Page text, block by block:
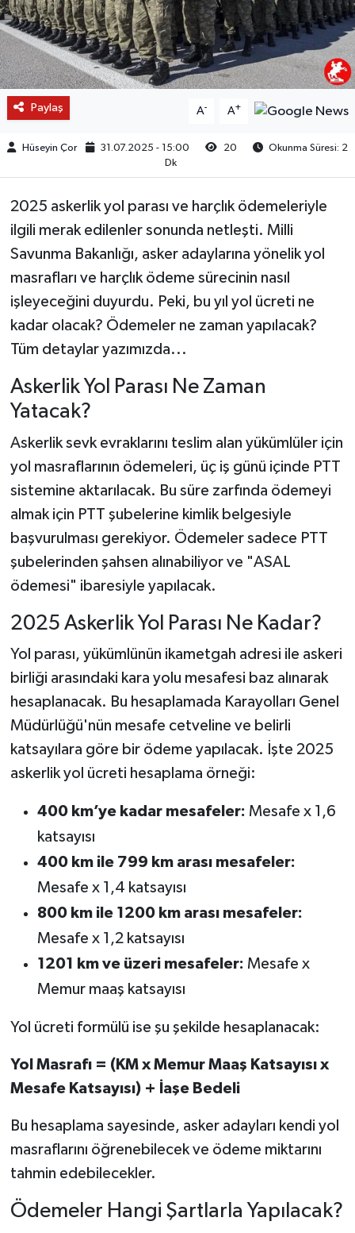
Paylaş A- A+
Hüseyin Çor 31.07.2025 - 15:00 20
Okunma Süresi: 2
Dk
2025 askerlik yol parası ve harçlık ödemeleriyle
ilgili merak edilenler sonunda netleşti. Milli
Savunma Bakanlığı, asker adaylarına yönelik yol
masrafları ve harçlık ödeme sürecinin nasıl
işleyeceğini duyurdu. Peki, bu yıl yol ücreti ne
kadar olacak? Ödemeler ne zaman yapılacak?
Tüm detaylar yazımızda...
Askerlik Yol Parası Ne Zaman
Yatacak?
Askerlik sevk evraklarını teslim alan yükümlüler için
yol masraflarının ödemeleri, üç iş günü içinde PTT
sistemine aktarılacak. Bu süre zarfında ödemeyi
almak için PTT şubelerine kimlik belgesiyle
başvurulması gerekiyor. Ödemeler sadece PTT
şubelerinden şahsen alınabiliyor ve "ASAL
ödemesi" ibaresiyle yapılacak.
2025 Askerlik Yol Parası Ne Kadar?
Yol parası, yükümlünün ikametgah adresi ile askeri
birliği arasındaki kara yolu mesafesi baz alınarak
hesaplanacak. Bu hesaplamada Karayolları Genel
Müdürlüğü'nün mesafe cetveline ve belirli
katsayılara göre bir ödeme yapılacak. İşte 2025
askerlik yol ücreti hesaplama örneği:
400 km’ye kadar mesafeler: Mesafe x 1,6
katsayısı
400 km ile 799 km arası mesafeler:
Mesafe x 1,4 katsayısı
800 km ile 1200 km arası mesafeler:
Mesafe x 1,2 katsayısı
1201 km ve üzeri mesafeler: Mesafe x
Memur maaş katsayısı
Yol ücreti formülü ise şu şekilde hesaplanacak:
Yol Masrafı = (KM x Memur Maaş Katsayısı x
Mesafe Katsayısı) + İaşe Bedeli
Bu hesaplama sayesinde, asker adayları kendi yol
masraflarını öğrenebilecek ve ödeme miktarını
tahmin edebilecekler.
Ödemeler Hangi Şartlarla Yapılacak?